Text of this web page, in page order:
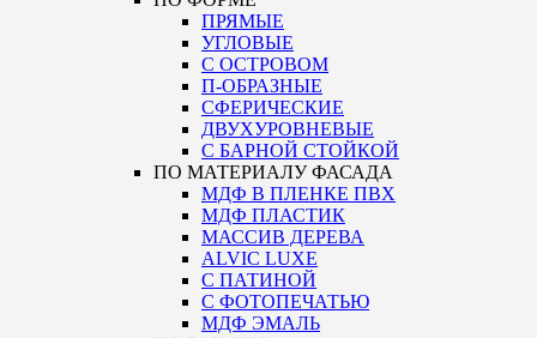
ПРЯМЫЕ
УГЛОВЫЕ
С ОСТРОВОМ
П-ОБРАЗНЫЕ
СФЕРИЧЕСКИЕ
ДВУХУРОВНЕВЫЕ
С БАРНОЙ СТОЙКОЙ
ПО МАТЕРИАЛУ ФАСАДА
МДФ В ПЛЕНКЕ ПВХ
МДФ ПЛАСТИК
МАССИВ ДЕРЕВА
ALVIC LUXE
С ПАТИНОЙ
С ФОТОПЕЧАТЬЮ
МДФ ЭМАЛЬ